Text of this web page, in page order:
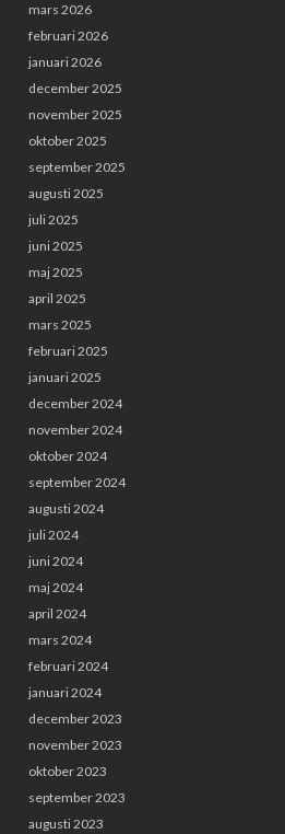
mars 2026
februari 2026
januari 2026
december 2025
november 2025
oktober 2025
september 2025
augusti 2025
juli 2025
juni 2025
maj 2025
april 2025
mars 2025
februari 2025
januari 2025
december 2024
november 2024
oktober 2024
september 2024
augusti 2024
juli 2024
juni 2024
maj 2024
april 2024
mars 2024
februari 2024
januari 2024
december 2023
november 2023
oktober 2023
september 2023
augusti 2023